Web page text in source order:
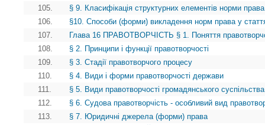
105.
§ 9. Класифікація структурних елементів норми
106.
§10. Способи (форми) викладення норм права у
107.
Глава 16 ПРАВОТВОРЧІСТЬ § 1. Поняття
108.
§ 2. Принципи і функції правотворчості
109.
§ 3. Стадії правотворчого процесу
110.
§ 4. Види і форми правотворчості держави
111.
§ 5. Види правотворчості громадянського суспільства
112.
§ 6. Судова правотворчість - особливий вид
113.
§ 7. Юридичні джерела (форми) права